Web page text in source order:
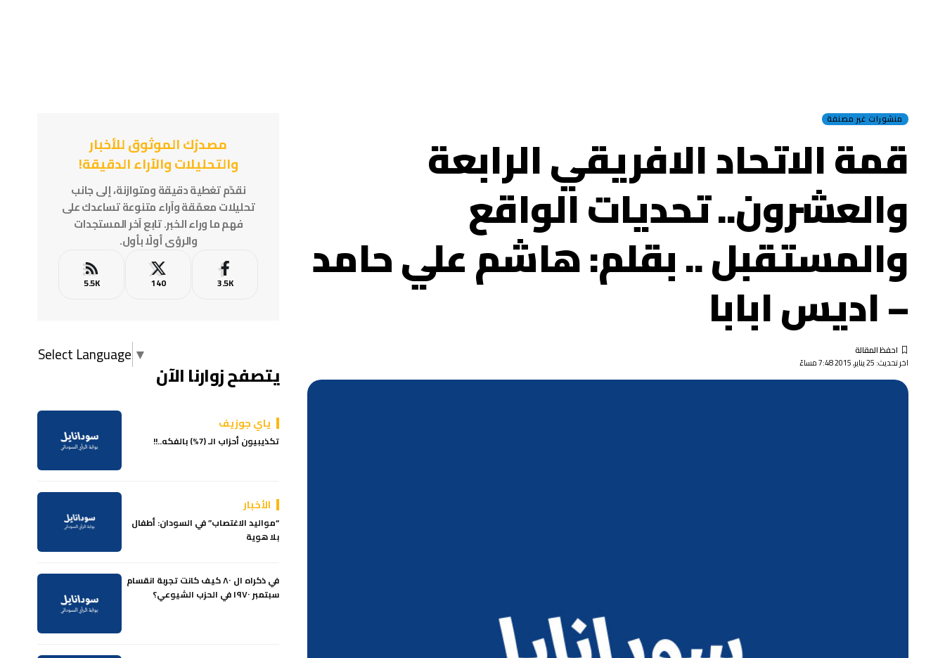
منشورات غير مصنفة
قمة الاتحاد الافريقي الرابعة
والعشرون.. تحديات الواقع
والمستقبل .. بقلم: هاشم علي حامد
– اديس ابابا
اخر تحديث: 25 يناير, 2015 7:48 مساءً
مصدرُك الموثوق للأخبار
والتحليلات والآراء الدقيقة!
نقدّم تغطية دقيقة ومتوازنة، إلى جانب
تحليلات معمّقة وآراء متنوعة تساعدك على
فهم ما وراء الخبر. تابع آخر المستجدات
والرؤى أولًا بأول.
3.5K
140
5.5K
Select Language ▼
يتصفح زوارنا الآن
ياي جوزيف
تكذيبيون أحزاب الـ (7%) بالفكه..!!
الأخبار
“​​مواليد الاغتصاب” في السودان: أطفال
بلا هوية
في ذكراه ال ٨٠ كيف كانت تجربة انقسام
سبتمبر ١٩٧٠ في الحزب الشيوعي؟